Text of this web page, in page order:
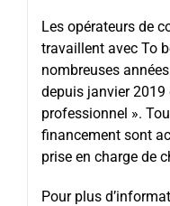
Les opérateurs de
travaillent avec To
nombreuses
depuis janvier 2019
professionnel ».
financement sont
prise en charge de
Pour plus